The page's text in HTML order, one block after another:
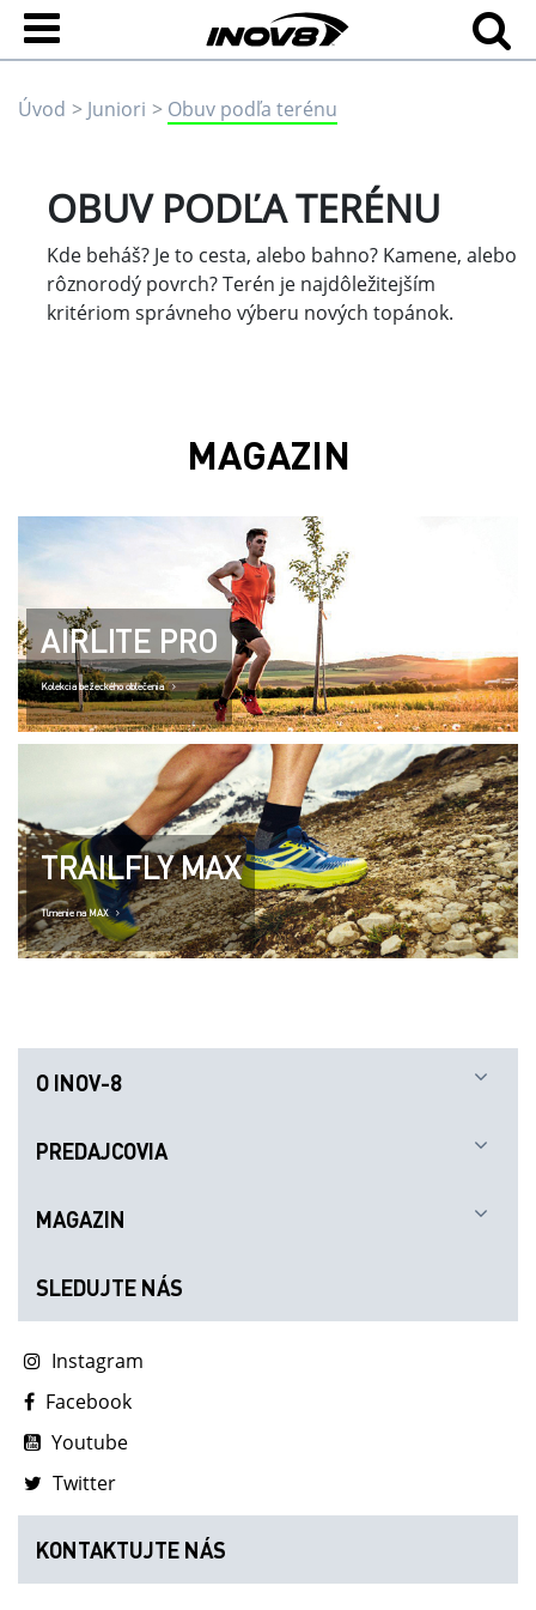
Úvod Juniori Obuv podľa terénu
OBUV PODĽA TERÉNU
Kde beháš? Je to cesta, alebo bahno? Kamene, alebo
rôznorodý povrch? Terén je najdôležitejším
kritériom správneho výberu nových topánok.
MAGAZIN
AIRLITE PRO
Kolekcia bežeckého oblečenia
TRAILFLY MAX
Tlmenie na MAX
O INOV-8
PREDAJCOVIA
MAGAZIN
SLEDUJTE NÁS
Instagram
Facebook
Youtube
Twitter
KONTAKTUJTE NÁS